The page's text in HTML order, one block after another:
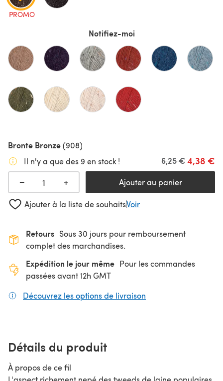
PROMO
Notifiez-moi
Bronte Bronze(908)
Il n'y a que des 9 en stock !
4,38 €
Ancien prix
6,25 €
− + Ajouter au panier
Ajouter à la liste de souhaitsVoir
Retours Sous 30 jours pour remboursement
complet des marchandises.
Expédition le jour même Pour les commandes
passées avant 12h GMT
Découvrez les options de livraison
Détails du produit
À propos de ce fil